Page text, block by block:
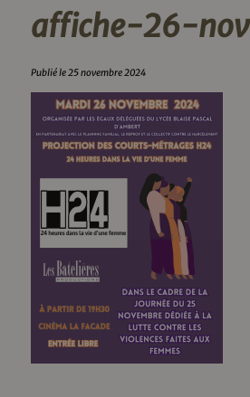
affiche-26-nov
Publié le 25 novembre 2024